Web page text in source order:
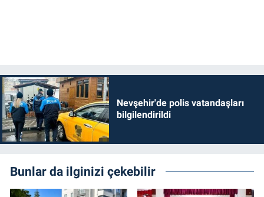
Nevşehir'de polis vatandaşları
bilgilendirildi
Bunlar da ilginizi çekebilir